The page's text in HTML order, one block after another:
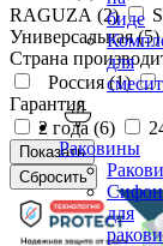
биде
для
Раковины
для
RAGUZA (2)
Универсальная (5)
Страна
Россия (1)
Гарантия
2 года (6)